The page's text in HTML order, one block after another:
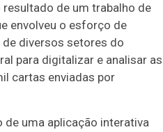
de um trabalho de
envolveu o esforço de
diversos setores do
para digitalizar e analisar as
cartas enviadas por
uma aplicação interativa